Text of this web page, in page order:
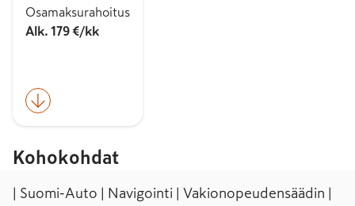
Osamaksurahoitus
Alk. 179 €/kk
Kohokohdat
| Suomi-Auto | Navigointi | Vakionopeudensäädin |